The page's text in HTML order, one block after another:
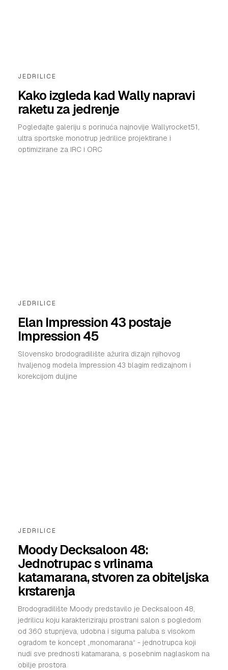
JEDRILICE
Kako izgleda kad Wally napravi
raketu za jedrenje
Pogledajte galeriju s porinuća najnovije Wallyrocket51,
ultra sportske monotrup jedrilice projektirane i
optimizirane za IRC i ORC
JEDRILICE
Elan Impression 43 postaje
Impression 45
Slovensko brodogradilište ažurira dizajn njihovog
hvaljenog modela Impression 43 blagim redizajnom i
korekcijom duljine
JEDRILICE
Moody Decksaloon 48:
Jednotrupac s vrlinama
katamarana, stvoren za obiteljska
krstarenja
Brodogradilište Moody predstavilo je Decksaloon 48,
jedrilicu koju karakteriziraju prostrani salon s pogledom
od 360 stupnjeva, udobna i sigurna paluba s visokom
ogradom te koncept „monomarana“ - jednotrupca koji
nudi sve prednosti katamarana, s posebnim naglaskom na
obilje prostora